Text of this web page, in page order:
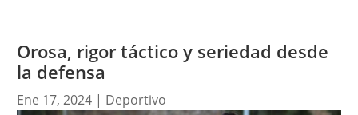
Orosa, rigor táctico y seriedad desde
la defensa
Ene 17, 2024| Deportivo